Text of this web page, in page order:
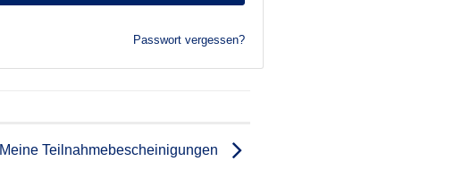
Passwort vergessen?
Meine Teilnahmebescheinigungen